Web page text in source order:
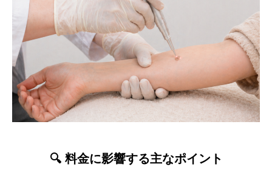
🔍 料金に影響する主なポイント